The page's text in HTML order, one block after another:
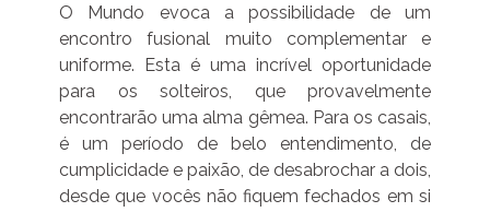
O Mundo evoca a possibilidade de um
encontro fusional muito complementar e
uniforme. Esta é uma incrível oportunidade
para os solteiros, que provavelmente
encontrarão uma alma gêmea. Para os casais,
é um período de belo entendimento, de
cumplicidade e paixão, de desabrochar a dois,
desde que vocês não fiquem fechados em si